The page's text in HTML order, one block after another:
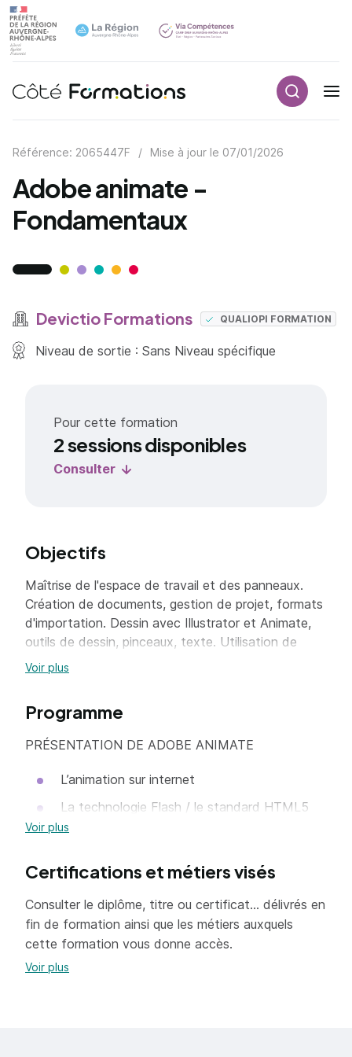
Navigation principale
Référence: 2065447F / Mise à jour le 07/01/2026
Adobe animate -
Fondamentaux
Devictio Formations QUALIOPI FORMATION
Niveau de sortie : Sans Niveau spécifique
Pour cette formation
2 sessions disponibles
Consulter
Objectifs
Maîtrise de l'espace de travail et des panneaux.
Création de documents, gestion de projet, formats
d'importation. Dessin avec Illustrator et Animate,
outils de dessin, pinceaux, texte. Utilisation de
symboles, bibliothèque. Gestion des calques, y
interpolation de mouvement, mouvement le long
d'une trajectoire, ajout de son et vidéo. Publication
HTML, publication sur les réseaux sociaux.
Voir plus
Programme
PRÉSENTATION DE ADOBE ANIMATE
L’animation sur internet
La technologie Flash / le standard HTML5
Présentation des possibilités
L’interface
L’ESPACE DE TRAVAIL
Utilisation des différents panneaux
Voir plus
Certifications et métiers visés
Consulter le diplôme, titre ou certificat... délivrés en
fin de formation ainsi que les métiers auxquels
cette formation vous donne accès.
Voir plus